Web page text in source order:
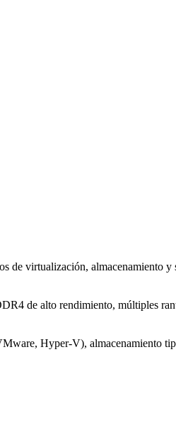
de virtualización, almacenamiento
de alto rendimiento, múltiples
Hyper-V), almacenamiento